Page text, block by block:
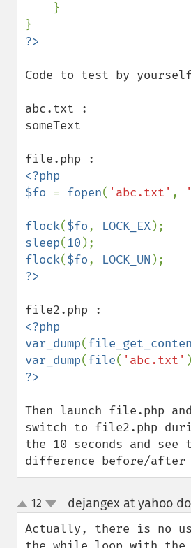
Code to test by
abc.txt :
someText
<?php
$fo = fopen( 'abc.txt' ,
flock($fo, LOCK_EX
sleep(10
flock($fo, LOCK_UN
<?php
var_dump(
var_dump(file( 'abc.txt'
Then launch file.php and
switch to file2.php
the 10 seconds and see
difference before/after
up
down
12 dejangex at yahoo
Actually, there is no